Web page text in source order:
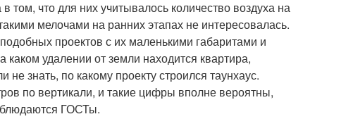
том, что для них учитывалось количество воздуха на
мелочами на ранних этапах не интересовалась.
проектов с их маленькими габаритами и
удалении от земли находится квартира,
знать, по какому проекту строился таунхаус.
по вертикали, и такие цифры вполне вероятны,
ГОСТы.